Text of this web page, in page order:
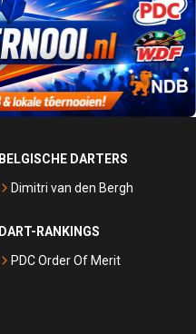
BELGISCHE DARTERS
Dimitri van den Bergh
DART-RANKINGS
PDC Order Of Merit